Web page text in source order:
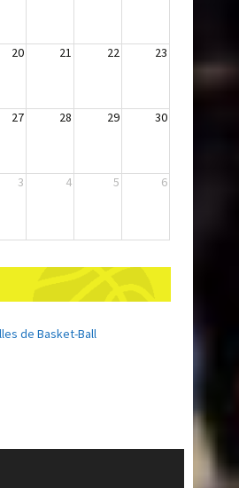
20 21 22 23
27 28 29 30
3 4 5 6
de Basket-Ball